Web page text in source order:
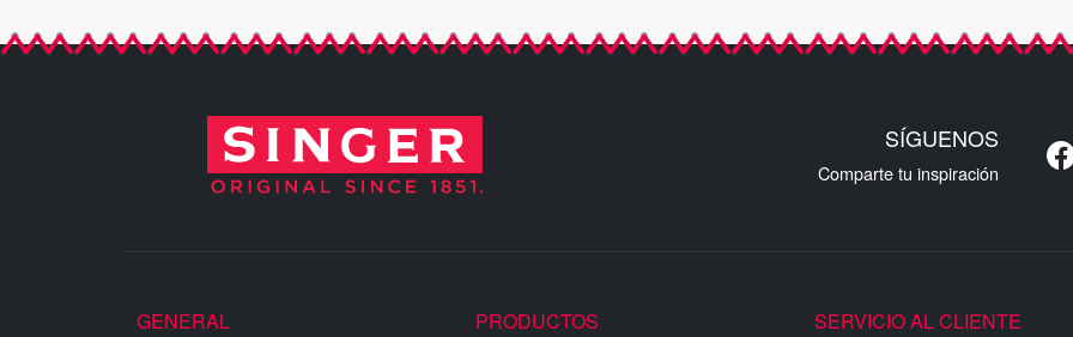
SÍGUENOS
Comparte tu inspiración
GENERAL PRODUCTOS SERVICIO AL CLIENTE